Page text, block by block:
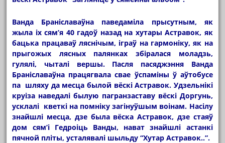
Ванда Браніславаўна паведаміла прысутным, як
жыла іх сям’я 40 гадоў назад на хутары Астравок, як
бацька працаваў ляснічым, іграў на гармоніку, як на
прыгожых лясных палянках збіралася моладзь,
гулялі, чыталі вершы. Пасля пасяджэння Ванда
Браніславаўна працягвала свае ўспаміны ў аўтобусе
па шляху да месца былой вёскі Астравок. Удзельнікі
круіза наведалі былую пагранзаставу вёскі Доргунь,
усклалі кветкі на помніку загінуўшым воінам. Насілу
знайшлі месца, дзе была вёска Астравок, дзе стаяў
дом сям’і Гедроіць Ванды, нават знайшлі астанкі
пячной пліты, усталявалі шыльду “Хутар Астравок..”.